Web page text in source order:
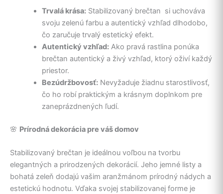
Trvalá krása:Stabilizovaný brečtan si uchováva
svoju zelenú farbu a autentický vzhľad dlhodobo,
čo zaručuje trvalý estetický efekt.
Autentický vzhľad:Ako pravá rastlina ponúka
brečtan autentický a živý vzhľad, ktorý oživí každý
priestor.
Bezúdržbovosť:Nevyžaduje žiadnu starostlivosť,
čo ho robí praktickým a krásnym doplnkom pre
zaneprázdnených ľudí.
🌸 Prírodná dekorácia pre váš domov
Stabilizovaný brečtan je ideálnou voľbou na tvorbu
elegantných a prirodzených dekorácií. Jeho jemné listy a
bohatá zeleň dodajú vašim aranžmánom prírodný nádych a
estetickú hodnotu. Vďaka svojej stabilizovanej forme je